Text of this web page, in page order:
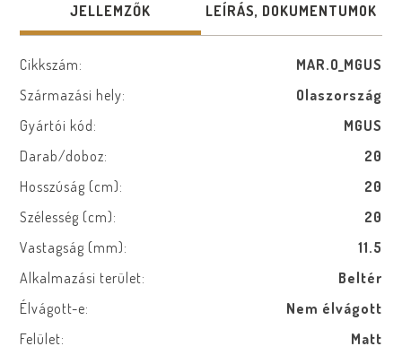
JELLEMZŐK LEÍRÁS, DOKUMENTUMOK
Cikkszám:
MAR.O_MGUS
Származási hely:
Olaszország
Gyártói kód:
MGUS
Darab/doboz:
20
Hosszúság (cm):
20
Szélesség (cm):
20
Vastagság (mm):
11.5
Alkalmazási terület:
Beltér
Élvágott-e:
Nem élvágott
Felület:
Matt